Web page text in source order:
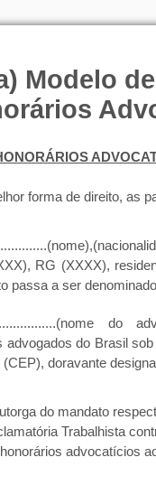
Modelo
forma de direito, as
RG (XXXX),
passa a ser
do
do Brasil
doravante
do mandato
Trabalhista
advocatícios